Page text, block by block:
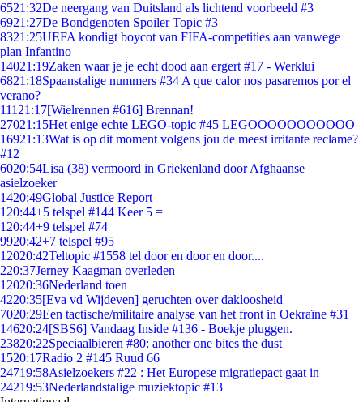
6521:32De neergang van Duitsland als lichtend voorbeeld #3
6921:27De Bondgenoten Spoiler Topic #3
8321:25UEFA kondigt boycot van FIFA-competities aan vanwege
plan Infantino
14021:19Zaken waar je je echt dood aan ergert #17 - Werklui
6821:18Spaanstalige nummers #34 A que calor nos pasaremos por el
verano?
111 21:17[Wielrennen #616] Brennan!
27021:15Het enige echte LEGO-topic #45 LEGOOOOOOOOOOO
16921:13Wat is op dit moment volgens jou de meest irritante reclame?
#12
6020:54Lisa (38) vermoord in Griekenland door Afghaanse
asielzoeker
1420:49Global Justice Report
1 20:44+5 telspel #144 Keer 5 =
1 20:44+9 telspel #74
9920:42+7 telspel #95
12020:42Teltopic #1558 tel door en door en door....
220:37Jerney Kaagman overleden
12020:36Nederland toen
4220:35[Eva vd Wijdeven] geruchten over dakloosheid
7020:29Een tactische/militaire analyse van het front in Oekraïne #31
14620:24[SBS6] Vandaag Inside #136 - Boekje pluggen.
23820:22Speciaalbieren #80: another one bites the dust
1520:17Radio 2 #145 Ruud 66
24719:58Asielzoekers #22 : Het Europese migratiepact gaat in
24219:53Nederlandstalige muziektopic #13